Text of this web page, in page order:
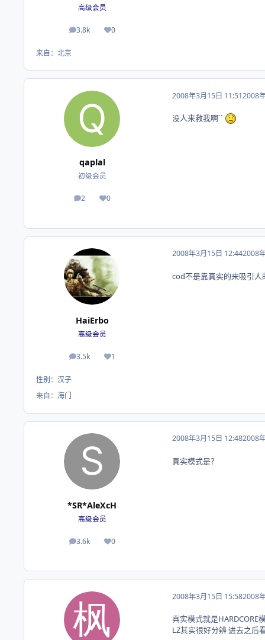
高级会员
3.8k
帖子 0
荣誉积分
来自： 北京
qaplal
初级会员
2
帖子 0
荣誉积分
2008年3月15日 11:512008
没人来救我啊``
HaiErbo
高级会员
3.5k
帖子 1
荣誉积分
性别： 汉子
来自： 海门
2008年3月15日 12:442008
cod不是靠真实的来吸引人
*SR*AleXcH
高级会员
3.6k
帖子 0
荣誉积分
2008年3月15日 12:482008
真实模式是？
2008年3月15日 15:582008
真实模式就是HARDCORE
LZ其实很好分辨 进去之后